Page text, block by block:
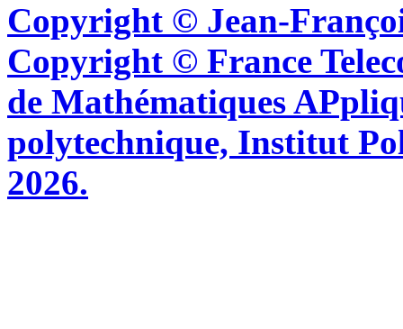
Copyright © Jean-
Copyright © France
de Mathématiques
polytechnique, Institut
2026.